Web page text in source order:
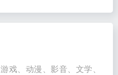
戏、动漫、影音、文学、